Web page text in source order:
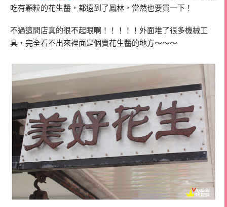
吃有顆粒的花生醬，都遠到了鳳林，當然也要買一下！
不過這間店真的很不起眼啊！！！！！外面堆了很多機械工
具，完全看不出來裡面是個賣花生醬的地方～～～